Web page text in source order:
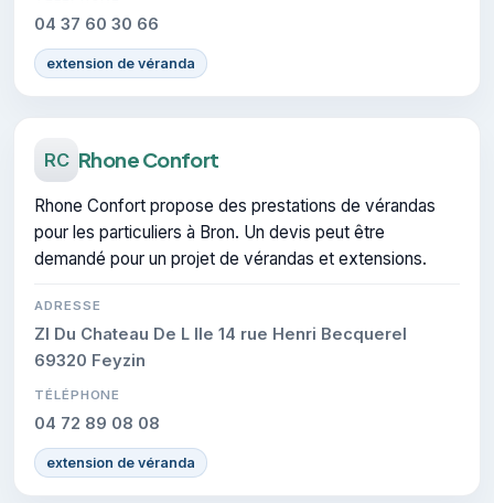
04 37 60 30 66
extension de véranda
RC Rhone Confort
Rhone Confort propose des prestations de vérandas
pour les particuliers à Bron. Un devis peut être
demandé pour un projet de vérandas et extensions.
ADRESSE
ZI Du Chateau De L Ile 14 rue Henri Becquerel
69320 Feyzin
TÉLÉPHONE
04 72 89 08 08
extension de véranda